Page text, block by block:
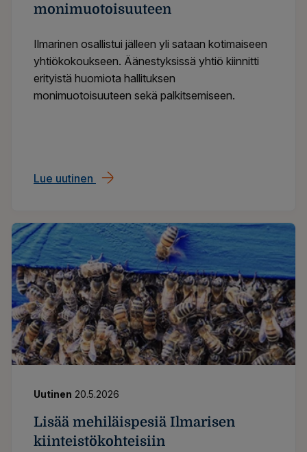
monimuotoisuuteen
Ilmarinen osallistui jälleen yli sataan kotimaiseen
yhtiökokoukseen. Äänestyksissä yhtiö kiinnitti
erityistä huomiota hallituksen
monimuotoisuuteen sekä palkitsemiseen.
Lue uutinen Yhtiökokouksissa huomio
Uutinen 20.5.2026
Lisää mehiläispesiä Ilmarisen
kiinteistökohteisiin